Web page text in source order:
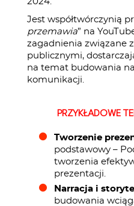
Jest współtwórczynią
przemawia” na
zagadnienia związane
publicznymi,
na temat budowania
komunikacji.
PRZYKŁADOWE
Tworzenie
podstawowy –
tworzenia
prezentacji.
Narracja i
budowania